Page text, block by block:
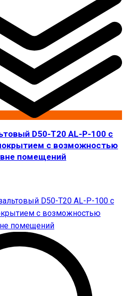
D50-T20 AL-P-100 с
с возможностью
помещений